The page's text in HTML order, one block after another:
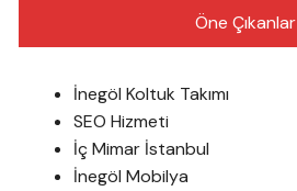
Öne Çıkanlar
İnegöl Koltuk Takımı
SEO Hizmeti
İç Mimar İstanbul
İnegöl Mobilya